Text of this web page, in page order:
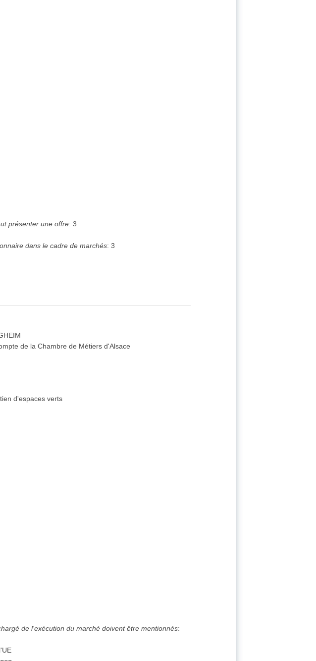
présenter une offre:3
dans le cadre de marchés:3
de la Chambre de Métiers d'Alsace
d'espaces verts
de l'exécution du marché doivent être mentionnés: